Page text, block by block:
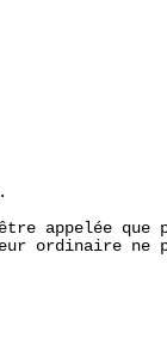
appelée que
ordinaire ne